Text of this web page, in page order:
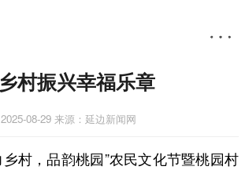
村振兴幸福乐章
2025-08-29 来源：延边新闻网
村，品韵桃园”农民文化节暨桃园村